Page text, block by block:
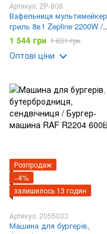
Артикул: ZP-808
Вафельниця мультимейкер
гриль 8в1 Zepline 2200W /
Потужний електрогриль зі
змінними пластинами ZP-
1 544 грн 1 631 грн
Оптові ціни
Розпродаж
−4%
залишилось 13 годин
Артикул: 2055033
Машина для бургерів,